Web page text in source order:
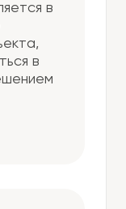
в
в